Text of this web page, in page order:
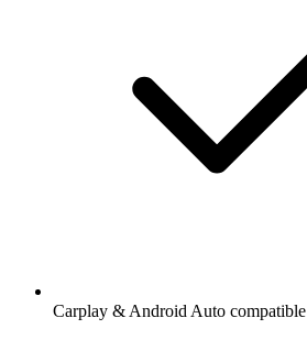
Carplay & Android Auto compatible